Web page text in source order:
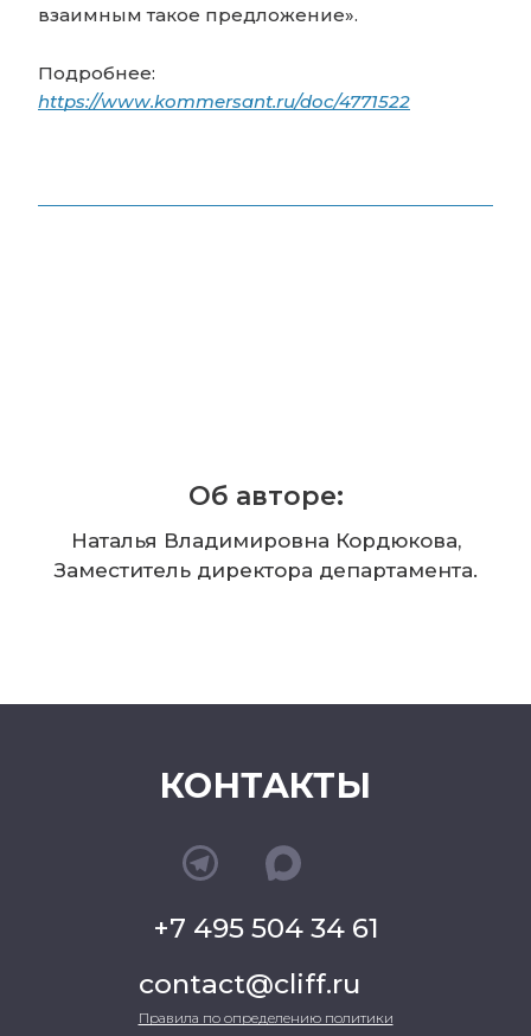
взаимным такое предложение».
Подробнее:
https://www.kommersant.ru/doc/4771522
Об авторе:
Наталья Владимировна Кордюкова,
Заместитель директора департамента.
КОНТАКТЫ
+7 495 504 34 61
contact@cliff.ru
Правила по определению политики